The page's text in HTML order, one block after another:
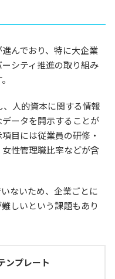
んでおり、特に大企業
シティ推進の取り組み
人的資本に関する情報
ータを開示することが
目には従業員の研修・
性管理職比率などが含
ないため、企業ごとに
しいという課題もあり
ンプレート